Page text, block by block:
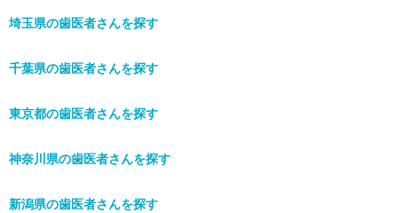
埼玉県の歯医者さんを探す
千葉県の歯医者さんを探す
東京都の歯医者さんを探す
神奈川県の歯医者さんを探す
新潟県の歯医者さんを探す